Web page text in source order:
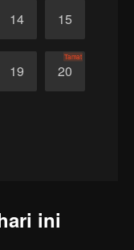
14 15
19 20
Tamat
ini